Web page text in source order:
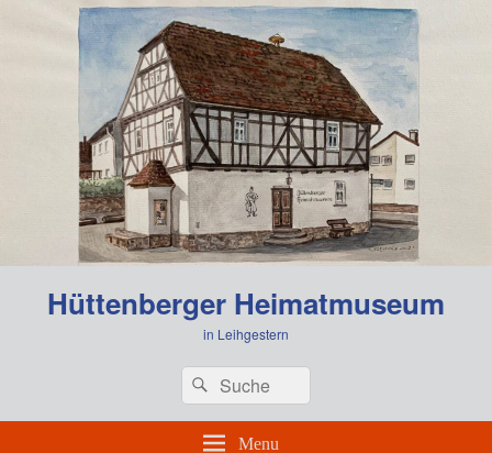
Hüttenberger Heimatmuseum
in Leihgestern
Search
for:
Search
Menu